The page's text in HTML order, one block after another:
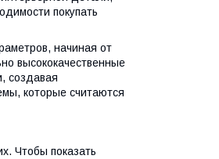
покупать
начиная от
высококачественные
создавая
которые считаются
Чтобы показать